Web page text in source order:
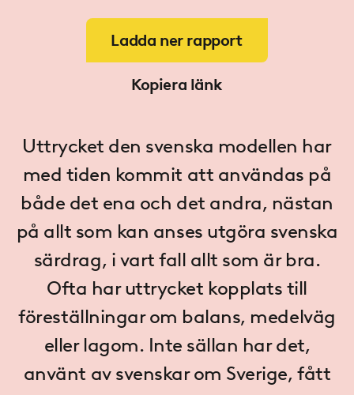
Ladda ner rapport
Kopiera länk
Uttrycket den svenska modellen har
med tiden kommit att användas på
både det ena och det andra, nästan
på allt som kan anses utgöra svenska
särdrag, i vart fall allt som är bra.
Ofta har uttrycket kopplats till
föreställningar om balans, medelväg
eller lagom. Inte sällan har det,
använt av svenskar om Sverige, fått